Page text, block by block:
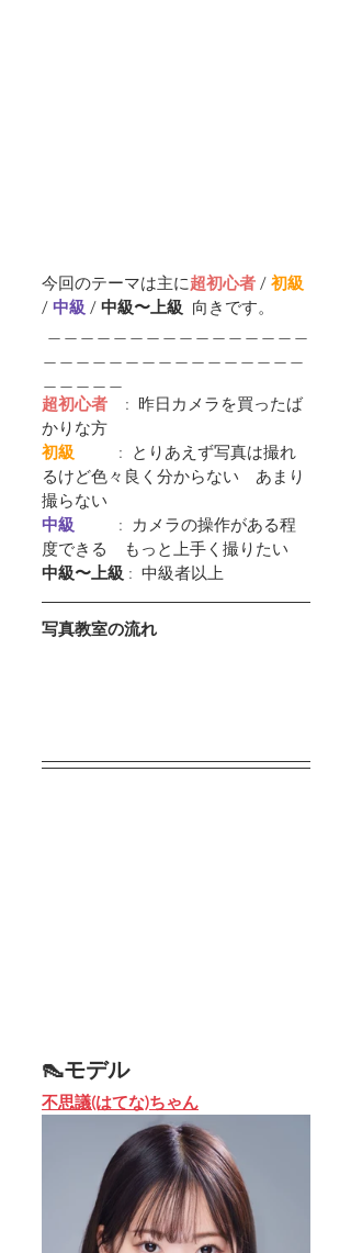
今回のテーマは主に超初心者 / 初級
/ 中級 / 中級〜上級 向きです。
超初心者
    :  昨日カメラを買ったば
かりな方
初級
:  とりあえず写真は撮れ
るけど色々良く分からない　あまり
撮らない
中級
:  カメラの操作がある程
度できる　もっと上手く撮りたい
中級〜上級 :  中級者以上
写真教室の流れ
👠モデル
不思議(はてな)ちゃん